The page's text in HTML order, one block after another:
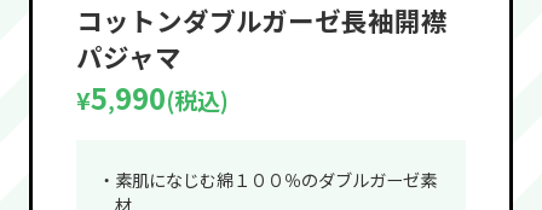
コットンダブルガーゼ長袖開襟
パジャマ
¥5,990(税込)
・素肌になじむ綿１００％のダブルガーゼ素
材